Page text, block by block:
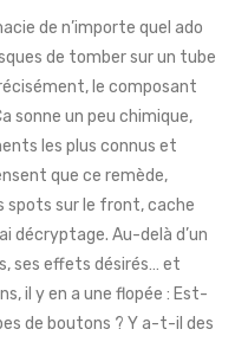
de n’importe quel ado
de tomber sur un tube
le composant
sonne un peu chimique,
les plus connus et
que ce remède,
spots sur le front, cache
décryptage. Au-delà d’un
ses effets désirés… et
il y en a une flopée : Est-
de boutons ? Y a-t-il des